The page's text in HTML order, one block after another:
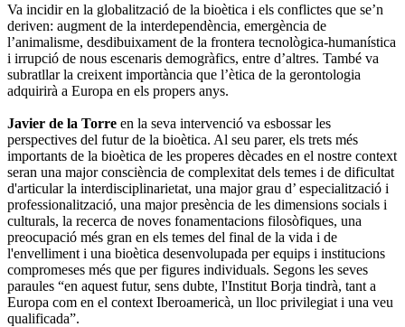
Va incidir en la globalització de la bioètica i els conflictes que se’n
deriven: augment de la interdependència, emergència de
l’animalisme, desdibuixament de la frontera tecnològica-humanística
i irrupció de nous escenaris demogràfics, entre d’altres. També va
subratllar la creixent importància que l’ètica de la gerontologia
adquirirà a Europa en els propers anys.
Javier de la Torre en la seva intervenció va esbossar les
perspectives del futur de la bioètica. Al seu parer, els trets més
importants de la bioètica de les properes dècades en el nostre context
seran una major consciència de complexitat dels temes i de dificultat
d'articular la interdisciplinarietat, una major grau d’ especialització i
professionalització, una major presència de les dimensions socials i
culturals, la recerca de noves fonamentacions filosòfiques, una
preocupació més gran en els temes del final de la vida i de
l'envelliment i una bioètica desenvolupada per equips i institucions
compromeses més que per figures individuals. Segons les seves
paraules “en aquest futur, sens dubte, l'Institut Borja tindrà, tant a
Europa com en el context Iberoamericà, un lloc privilegiat i una veu
qualificada”.